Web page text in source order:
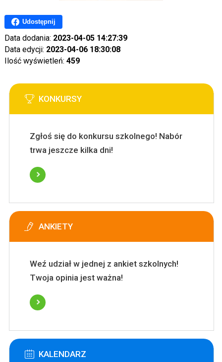
Udostępnij
Data dodania: 2023-04-05 14:27:39
Data edycji: 2023-04-06 18:30:08
Ilość wyświetleń: 459
KONKURSY
Zgłoś się do konkursu szkolnego! Nabór
trwa jeszcze kilka dni!
ANKIETY
Weź udział w jednej z ankiet szkolnych!
Twoja opinia jest ważna!
KALENDARZ